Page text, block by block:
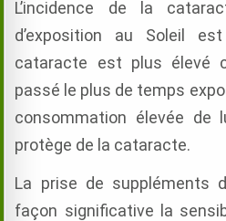
L’incidence de la
d’exposition au Soleil
cataracte est plus élevé
passé le plus de temps
consommation élevée de
protège de la cataracte.
La prise de suppléments
façon significative la